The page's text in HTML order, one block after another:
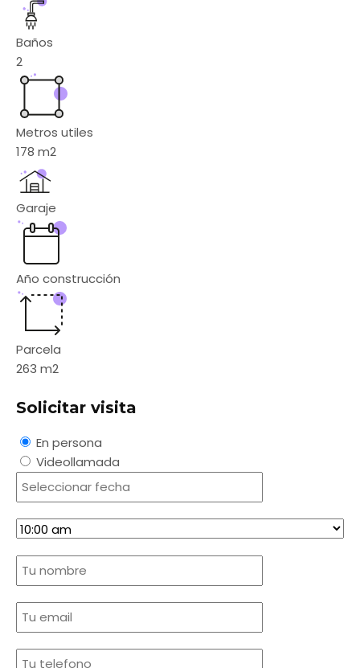
Baños
2
Metros utiles
178 m2
Garaje
Año construcción
Parcela
263 m2
Solicitar visita
En persona
Videollamada